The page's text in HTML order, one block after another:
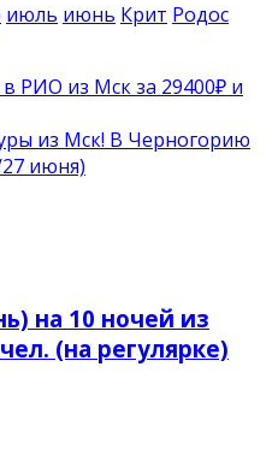
июль июнь Крит Родос
РИО из Мск за 29400₽ и
из Мск! В Черногорию
июня)
на 10 ночей из
(на регулярке)